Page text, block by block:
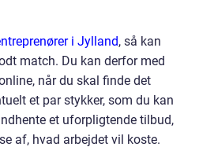
i Jylland, så kan
match. Du kan derfor med
når du skal finde det
et par stykker, som du kan
et uforpligtende tilbud,
af, hvad arbejdet vil koste.